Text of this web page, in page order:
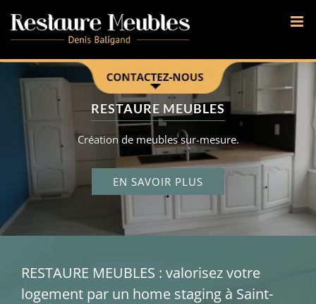
Une Question ?
Contactez-nous.
02 43 98 28 24
6 rue Les Cosneries
53480 Saint Léger
FORMULAIRE DE CONTACT
+ HORAIRES D'OUVERTURE
RESTAURE MEUBLES
Création de meubles sur-mesure.
EN SAVOIR PLUS
RESTAURE MEUBLES : valorisez votre
logement par un home staging à Saint-